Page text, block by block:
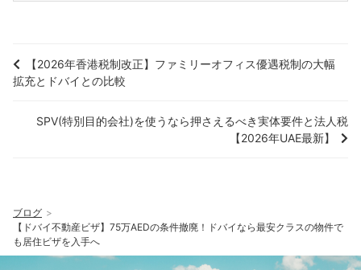
【2026年香港税制改正】ファミリーオフィス優遇税制の大幅
拡充とドバイとの比較
SPV(特別目的会社)を使うなら押さえるべき実体要件と法人税
【2026年UAE最新】
ブログ
【ドバイ不動産ビザ】75万AEDの条件撤廃！ドバイなら最安クラスの物件で
も居住ビザを入手へ